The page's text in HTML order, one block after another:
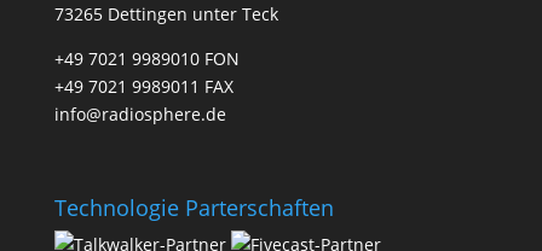
73265 Dettingen unter Teck
+49 7021 9989010 FON
+49 7021 9989011 FAX
info@radiosphere.de
Technologie Parterschaften